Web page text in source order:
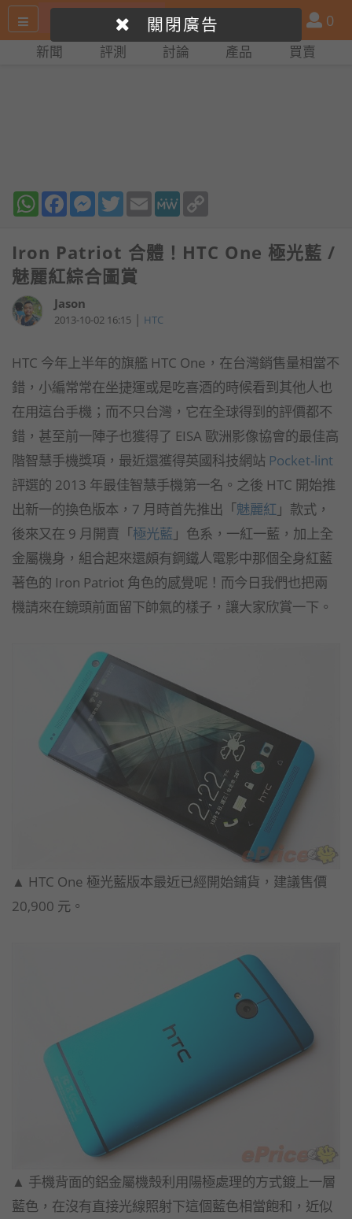
尋
產
品
比
會
員
0
新聞 評測 討論 產品 買賣
WhatsAppFacebookMessenger
TwitterEmail MeWe
Iron Patriot 合體！HTC One 極光藍 /
魅麗紅綜合圖賞
Jason
2013-10-02 16:15 | HTC
HTC 今年上半年的旗艦 HTC One，在台灣銷售量相當不
錯，小編常常在坐捷運或是吃喜酒的時候看到其他人也
在用這台手機；而不只台灣，它在全球得到的評價都不
錯，甚至前一陣子也獲得了 EISA 歐洲影像協會的最佳高
階智慧手機獎項，最近還獲得英國科技網站 Pocket-lint
評選的 2013 年最佳智慧手機第一名。之後 HTC 開始推
出新一的換色版本，7 月時首先推出「魅麗紅 」款式，
後來又在 9 月開賣「極光藍 」色系，一紅一藍，加上全
金屬機身，組合起來還頗有鋼鐵人電影中那個全身紅藍
著色的 Iron Patriot 角色的感覺呢！而今日我們也把兩
機請來在鏡頭前面留下帥氣的樣子，讓大家欣賞一下。
▲ HTC One 極光藍版本最近已經開始鋪貨，建議售價
20,900 元。
關閉廣告
▲ 手機背面的鋁金屬機殼利用陽極處理的方式鍍上一層
藍色，在沒有直接光線照射下這個藍色相當飽和，近似